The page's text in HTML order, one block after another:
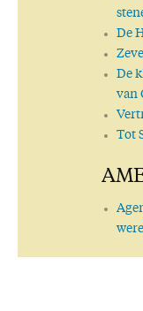
De
De
van
Tot